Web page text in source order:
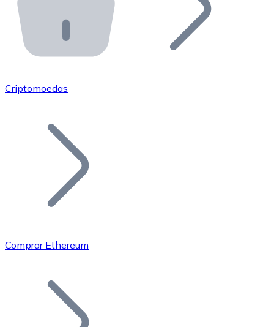
API Bitnovo
Integre nossa API no seu ecossistema.
Junte-se à nossa rede de revendedores e comercialize
Adicione o token do seu projeto ao nosso serviço de
Bitcoin
Criptomoedas
Comprar Ethereum